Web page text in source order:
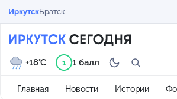
ИркутскБратск
Главная Новости Истории
+18°C 1 1 балл